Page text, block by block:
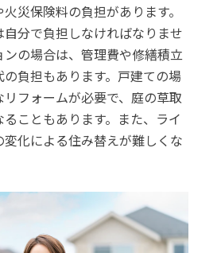
災保険料の負担があります。
自分で負担しなければなりませ
ンの場合は、管理費や修繕積立
負担もあります。戸建ての場
リフォームが必要で、庭の草取
ることもあります。また、ライ
変化による住み替えが難しくな